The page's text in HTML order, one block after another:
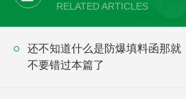
RELATED ARTICLES
还不知道什么是防爆填料函那就
不要错过本篇了